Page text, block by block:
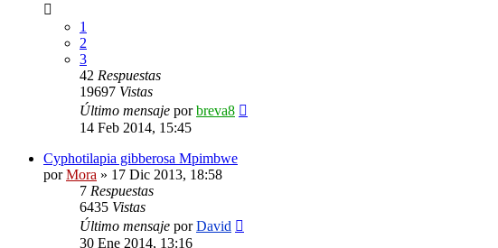
1
2
3
42 Respuestas
19697 Vistas
Último mensaje porbreva8
14 Feb 2014, 15:45
Cyphotilapia gibberosa Mpimbwe
porMora » 17 Dic 2013, 18:58
7 Respuestas
6435 Vistas
Último mensaje porDavid
30 Ene 2014, 13:16